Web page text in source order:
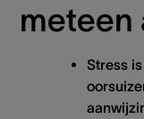
meteen
Stress is